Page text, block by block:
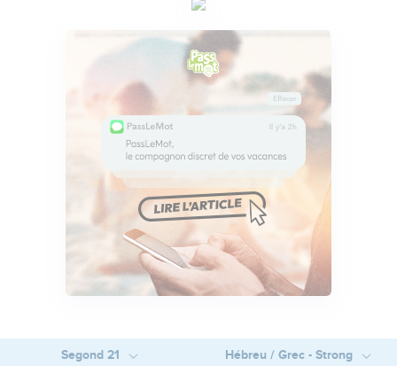
Segond 21 Hébreu / Grec - Strong